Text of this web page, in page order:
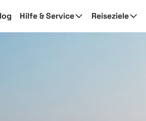
Hilfe & Service Reiseziele